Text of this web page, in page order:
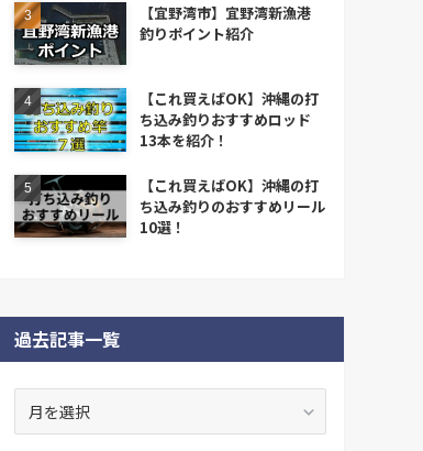
【宜野湾市】宜野湾新漁港
釣りポイント紹介
【これ買えばOK】沖縄の打
ち込み釣りおすすめロッド
13本を紹介！
【これ買えばOK】沖縄の打
ち込み釣りのおすすめリール
10選！
過去記事一覧